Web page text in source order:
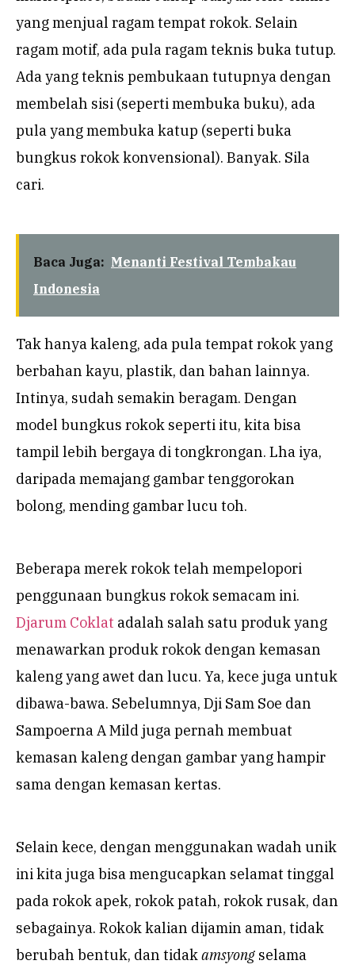
yang menjual ragam tempat rokok. Selain
ragam motif, ada pula ragam teknis buka tutup.
Ada yang teknis pembukaan tutupnya dengan
membelah sisi (seperti membuka buku), ada
pula yang membuka katup (seperti buka
bungkus rokok konvensional). Banyak. Sila
cari.
Baca Juga: Menanti Festival Tembakau
Indonesia
Tak hanya kaleng, ada pula tempat rokok yang
berbahan kayu, plastik, dan bahan lainnya.
Intinya, sudah semakin beragam. Dengan
model bungkus rokok seperti itu, kita bisa
tampil lebih bergaya di tongkrongan. Lha iya,
daripada memajang gambar tenggorokan
bolong, mending gambar lucu toh.
Beberapa merek rokok telah mempelopori
penggunaan bungkus rokok semacam ini.
Djarum Coklat adalah salah satu produk yang
menawarkan produk rokok dengan kemasan
kaleng yang awet dan lucu. Ya, kece juga untuk
dibawa-bawa. Sebelumnya, Dji Sam Soe dan
Sampoerna A Mild juga pernah membuat
kemasan kaleng dengan gambar yang hampir
sama dengan kemasan kertas.
Selain kece, dengan menggunakan wadah unik
ini kita juga bisa mengucapkan selamat tinggal
pada rokok apek, rokok patah, rokok rusak, dan
sebagainya. Rokok kalian dijamin aman, tidak
berubah bentuk, dan tidakamsyong selama